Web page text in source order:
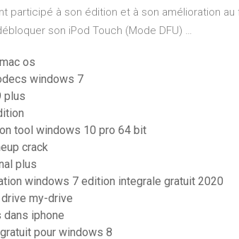
participé à son édition et à son amélioration
son iPod Touch (Mode DFU) …
os
windows 7
plus
tool windows 10 pro 64 bit
crack
plus
windows 7 edition integrale gratuit 2020
my-drive
iphone
pour windows 8